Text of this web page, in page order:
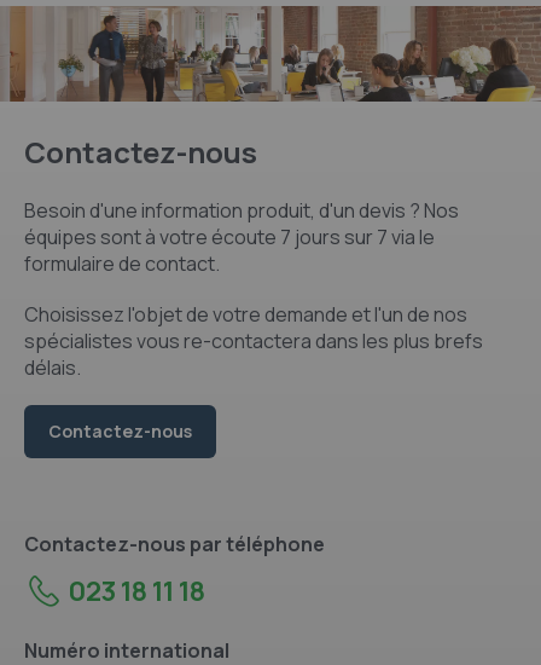
Contactez-nous
Besoin d'une information produit, d'un devis ? Nos
équipes sont à votre écoute 7 jours sur 7 via le
formulaire de contact.
Choisissez l'objet de votre demande et l'un de nos
spécialistes vous re-contactera dans les plus brefs
délais.
Contactez-nous
Contactez-nous par téléphone
023 18 11 18
Numéro international